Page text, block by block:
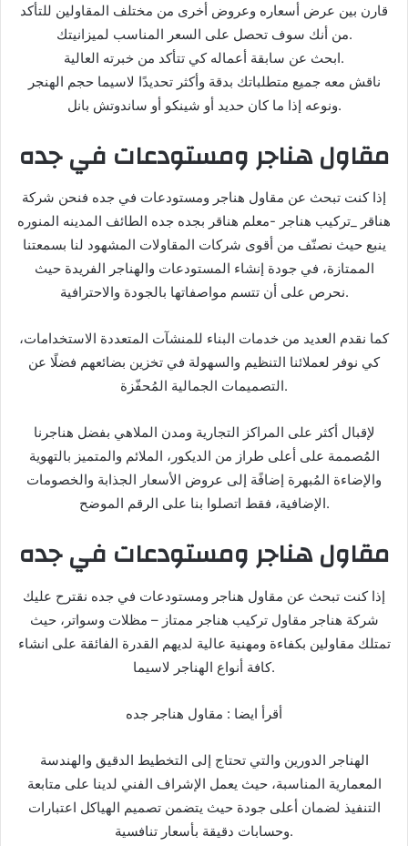
قارن بين عرض أسعاره وعروض أخرى من مختلف المقاولين للتأكد
من أنك سوف تحصل على السعر المناسب لميزانيتك.
ابحث عن سابقة أعماله كي تتأكد من خبرته العالية.
ناقش معه جميع متطلباتك بدقة وأكثر تحديدًا لاسيما حجم الهنجر
ونوعه إذا ما كان حديد أو شينكو أو ساندوتش بانل.
مقاول هناجر ومستودعات في جده
إذا كنت تبحث عن مقاول هناجر ومستودعات في جده فنحن شركة
هناقر _تركيب هناجر -معلم هناقر بجده جده الطائف المدينه المنوره
ينبع حيث نصنّف من أقوى شركات المقاولات المشهود لنا بسمعتنا
الممتازة، في جودة إنشاء المستودعات والهناجر الفريدة حيث
نحرص على أن تتسم مواصفاتها بالجودة والاحترافية.
كما نقدم العديد من خدمات البناء للمنشآت المتعددة الاستخدامات،
كي نوفر لعملائنا التنظيم والسهولة في تخزين بضائعهم فضلًا عن
التصميمات الجمالية المُحفّزة.
لإقبال أكثر على المراكز التجارية ومدن الملاهي بفضل هناجرنا
المُصممة على أعلى طراز من الديكور، الملائم والمتميز بالتهوية
والإضاءة المُبهرة إضافًة إلى عروض الأسعار الجذابة والخصومات
الإضافية، فقط اتصلوا بنا على الرقم الموضح.
مقاول هناجر ومستودعات في جده
إذا كنت تبحث عن مقاول هناجر ومستودعات في جده نقترح عليك
شركة هناجر مقاول تركيب هناجر ممتاز – مظلات وسواتر، حيث
تمتلك مقاولين بكفاءة ومهنية عالية لديهم القدرة الفائقة على انشاء
كافة أنواع الهناجر لاسيما.
أقرأ ايضا : مقاول هناجر جده
الهناجر الدورين والتي تحتاج إلى التخطيط الدقيق والهندسة
المعمارية المناسبة، حيث يعمل الإشراف الفني لدينا على متابعة
التنفيذ لضمان أعلى جودة حيث يتضمن تصميم الهياكل اعتبارات
وحسابات دقيقة بأسعار تنافسية.